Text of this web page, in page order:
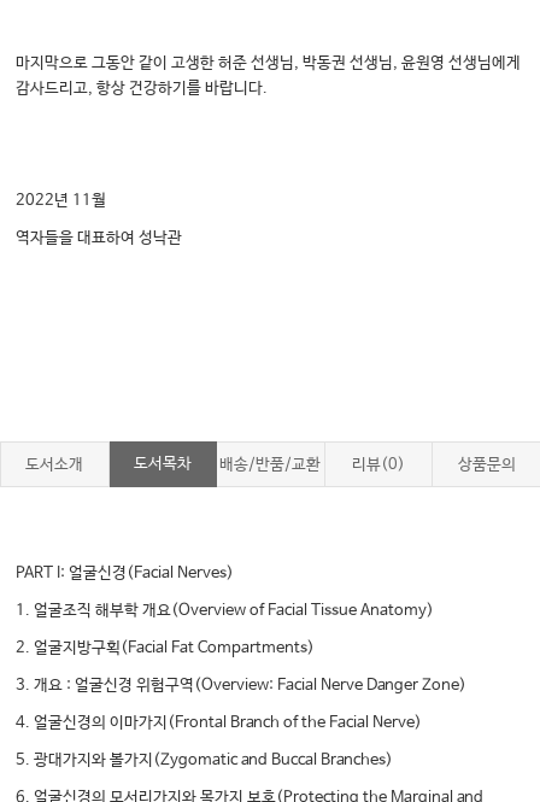
마지막으로 그동안 같이 고생한 허준 선생님, 박동권 선생님, 윤원영 선생님에게
감사드리고, 항상 건강하기를 바랍니다.
2022년 11월
역자들을 대표하여 성낙관
도서소개 도서목차 배송/반품/교환 리뷰(0) 상품문의
PART I: 얼굴신경(Facial Nerves)
1. 얼굴조직 해부학 개요(Overview of Facial Tissue Anatomy)
2. 얼굴지방구획(Facial Fat Compartments)
3. 개요 : 얼굴신경 위험구역(Overview: Facial Nerve Danger Zone)
4. 얼굴신경의 이마가지(Frontal Branch of the Facial Nerve)
5. 광대가지와 볼가지(Zygomatic and Buccal Branches)
6. 얼굴신경의 모서리가지와 목가지 보호(Protecting the Marginal and